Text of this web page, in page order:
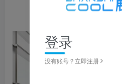
放大，左右滑动浏
登录
没有账号？立即注册